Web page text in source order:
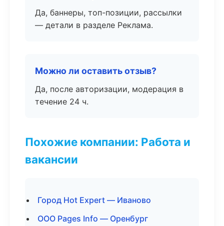
Да, баннеры, топ-позиции, рассылки
— детали в разделе Реклама.
Можно ли оставить отзыв?
Да, после авторизации, модерация в
течение 24 ч.
Похожие компании: Работа и
вакансии
Город Hot Expert — Иваново
ООО Pages Info — Оренбург